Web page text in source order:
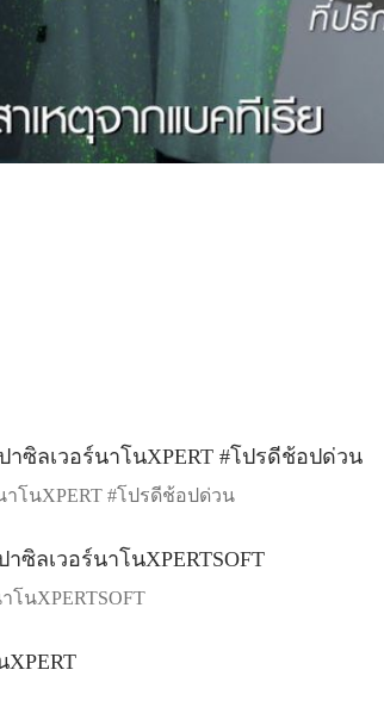
โนXPERT #โปรดีช้อปด่วน
โนXPERTSOFT